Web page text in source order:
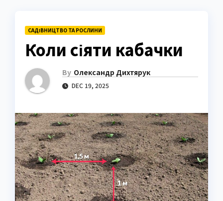
САДІВНИЦТВО ТА РОСЛИНИ
Коли сіяти кабачки
By Олександр Дихтярук
DEC 19, 2025